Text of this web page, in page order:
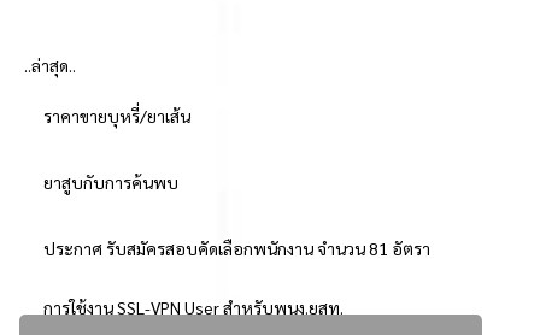
..ล่าสุด..
ราคาขายบุหรี่/ยาเส้น
ยาสูบกับการค้นพบ
ประกาศ รับสมัครสอบคัดเลือกพนักงาน จำนวน 81 อัตรา
การใช้งาน SSL-VPN User สำหรับพนง.ยสท.